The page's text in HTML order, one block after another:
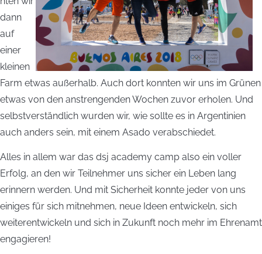
dann
auf
einer
kleinen
Farm etwas außerhalb. Auch dort konnten wir uns im Grünen
etwas von den anstrengenden Wochen zuvor erholen. Und
selbstverständlich wurden wir, wie sollte es in Argentinien
auch anders sein, mit einem Asado verabschiedet.
Alles in allem war das dsj academy camp also ein voller
Erfolg, an den wir Teilnehmer uns sicher ein Leben lang
erinnern werden. Und mit Sicherheit konnte jeder von uns
einiges für sich mitnehmen, neue Ideen entwickeln, sich
weiterentwickeln und sich in Zukunft noch mehr im Ehrenamt
engagieren!